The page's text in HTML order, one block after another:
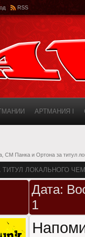
RSS
АРТМАНИЯ I
СМ Панка и Ортона за титул
ЛОКАЛЬНОГО
Дата:
1